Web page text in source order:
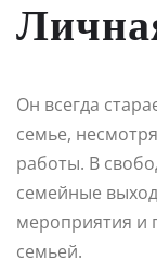
Он всегда
семье,
работы. В
семейные
мероприятия и
семьей.